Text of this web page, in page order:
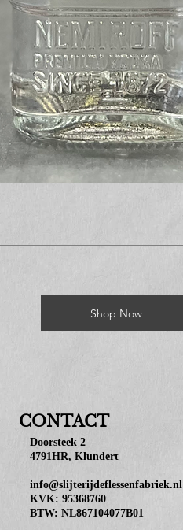
Shop Now
CONTACT
Doorsteek 2
4791HR, Klundert
info@slijterijdeflessenfabriek.nl
KVK: 95368760
BTW: NL867104077B01